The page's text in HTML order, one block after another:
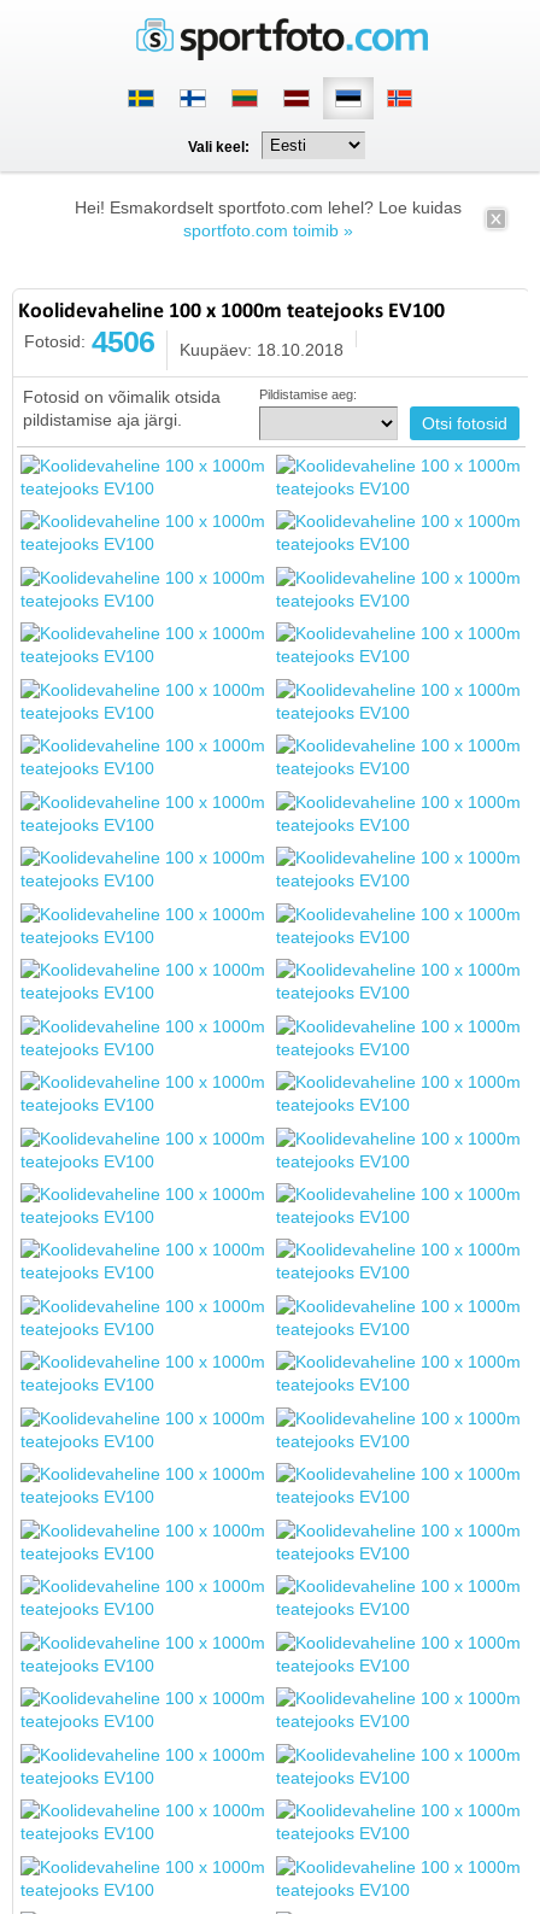
Vali keel:
Hei! Esmakordselt sportfoto.com lehel? Loe kuidas
sportfoto.com toimib »
Koolidevaheline 100 x 1000m teatejooks EV100
Fotosid: 4506 Kuupäev: 18.10.2018
Fotosid on võimalik otsida
pildistamise aja järgi.
Pildistamise aeg: